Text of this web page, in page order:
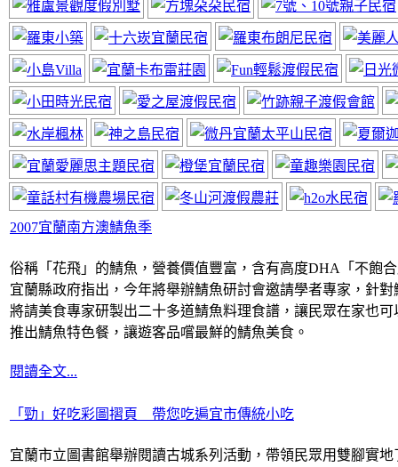
神風居小木屋
近太平山福山植物園
宜蘭民宿線上廣告
2007宜蘭南方澳鯖魚季
俗稱「花飛」的鯖魚，營養價值豐富，含有高度DHA「不飽
宜蘭縣政府指出，今年將舉辦鯖魚研討會邀請學者專家，針
將請美食專家研製出二十多道鯖魚料理食譜，讓民眾在家也
推出鯖魚特色餐，讓遊客品嚐最鮮的鯖魚美食。
閱讀全文...
「勁」好吃彩圖摺頁 帶您吃遍宜市傳統小吃
宜蘭市立圖書館舉辦閱讀古城系列活動，帶領民眾用雙腳實